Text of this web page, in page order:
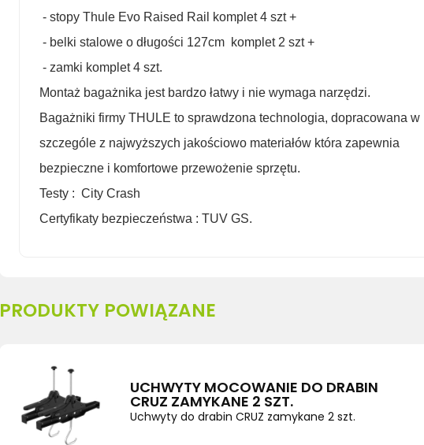
- stopy Thule Evo Raised Rail komplet 4 szt +
- belki stalowe o długości 127cm komplet 2 szt +
- zamki komplet 4 szt.
Montaż bagażnika jest bardzo łatwy i nie wymaga narzędzi.
Bagażniki firmy THULE to sprawdzona technologia, dopracowana w
szczególe z najwyższych jakościowo materiałów która zapewnia
bezpieczne i komfortowe przewożenie sprzętu.
Testy : City Crash
Certyfikaty bezpieczeństwa : TUV GS.
PRODUKTY POWIĄZANE
UCHWYTY MOCOWANIE DO DRABIN
CRUZ ZAMYKANE 2 SZT.
Uchwyty do drabin CRUZ zamykane 2 szt.